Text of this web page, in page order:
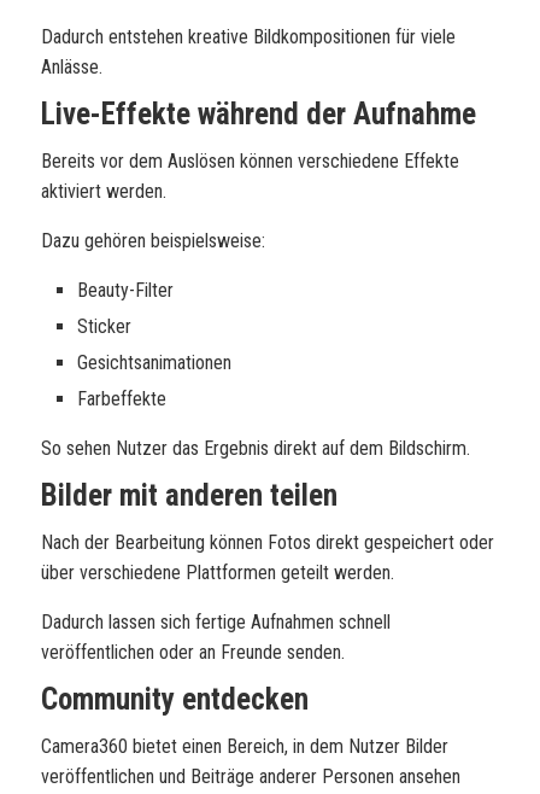
Dadurch entstehen kreative Bildkompositionen für viele
Anlässe.
Live-Effekte während der Aufnahme
Bereits vor dem Auslösen können verschiedene Effekte
aktiviert werden.
Dazu gehören beispielsweise:
Beauty-Filter
Sticker
Gesichtsanimationen
Farbeffekte
So sehen Nutzer das Ergebnis direkt auf dem Bildschirm.
Bilder mit anderen teilen
Nach der Bearbeitung können Fotos direkt gespeichert oder
über verschiedene Plattformen geteilt werden.
Dadurch lassen sich fertige Aufnahmen schnell
veröffentlichen oder an Freunde senden.
Community entdecken
Camera360 bietet einen Bereich, in dem Nutzer Bilder
veröffentlichen und Beiträge anderer Personen ansehen